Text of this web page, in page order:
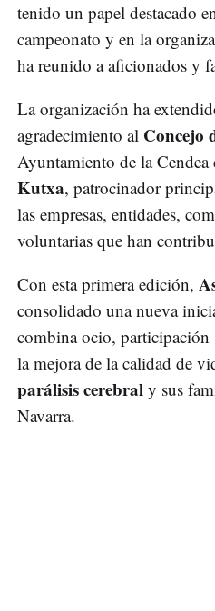
tenido un papel destacado
campeonato y en la
ha reunido a aficionados y
La organización ha
agradecimiento al Concejo
Ayuntamiento de la Cendea
Kutxa, patrocinador
las empresas, entidades,
voluntarias que han
Con esta primera edición,
consolidado una nueva
combina ocio,
la mejora de la calidad de
parálisis cerebral y sus
Navarra.